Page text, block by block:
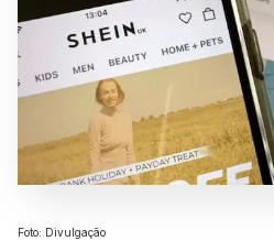
Foto: Divulgação